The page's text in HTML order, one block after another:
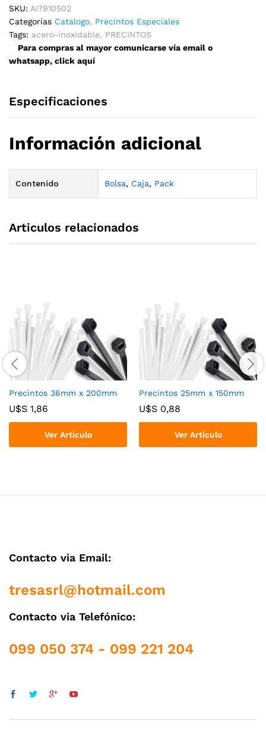
1050mm
quantity
SKU: AI7910502
Categorías Catalogo, Precintos Especiales
Tags: acero-inoxidable, PRECINTOS
Para compras al mayor comunicarse vía email o
whatsapp, click aquí
Especificaciones
Información adicional
Contenido Bolsa, Caja, Pack
Articulos relacionados
Precintos 36mm x 200mm
U$S 1,86
Ver Artículo
Precintos 25mm x 150mm
U$S 0,88
Ver Artículo
Contacto via Email:
tresasrl@hotmail.com
Contacto via Telefónico:
099 050 374 - 099 221 204